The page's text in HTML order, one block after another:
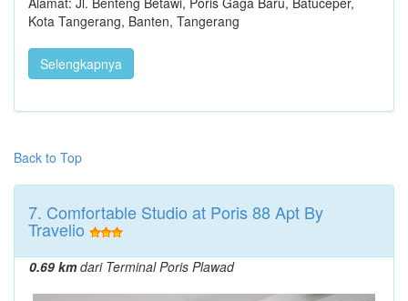
Kota Tangerang, Banten, Tangerang
Selengkapnya
Back to Top
7. Comfortable Studio at Poris 88 Apt By
Travelio
0.69 kmdari Terminal Poris Plawad